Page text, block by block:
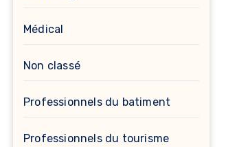
Médical
Non classé
Professionnels du batiment
Professionnels du tourisme